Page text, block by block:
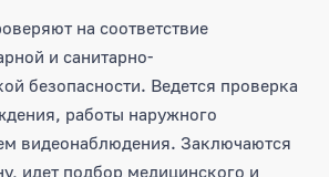
на соответствие
и санитарно-
безопасности. Ведется проверка
работы наружного
видеонаблюдения. Заключаются
идет подбор медицинского и